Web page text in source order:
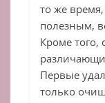
то же
полезным,
Кроме того,
Первые
только